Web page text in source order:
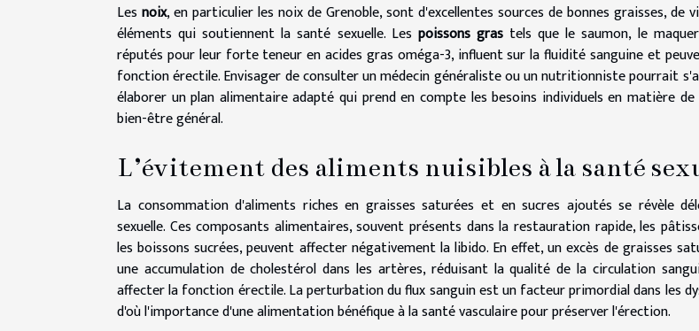
Les noix, en particulier les noix de Grenoble, sont d'excellentes sources de bonnes graisses, de
éléments qui soutiennent la santé sexuelle. Les poissons grastels que le saumon, le
réputés pour leur forte teneur en acides gras oméga-3, influent sur la fluidité sanguine et
fonction érectile. Envisager de consulter un médecin généraliste ou un nutritionniste pourrait
élaborer un plan alimentaire adapté qui prend en compte les besoins individuels en matière
bien-être général.
L’évitement des aliments nuisibles à la santé
La consommation d'aliments riches en graisses saturées et en sucres ajoutés se révèle
sexuelle. Ces composants alimentaires, souvent présents dans la restauration rapide, les
les boissons sucrées, peuvent affecter négativement la libido. En effet, un excès de graisses
une accumulation de cholestérol dans les artères, réduisant la qualité de la circulation
affecter la fonction érectile. La perturbation du flux sanguin est un facteur primordial dans les
d'où l'importance d'une alimentation bénéfique à la santé vasculaire pour préserver l'érection.